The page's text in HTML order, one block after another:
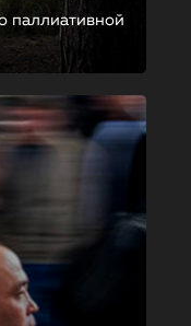
паллиативной